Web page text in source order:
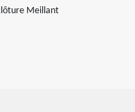
Meillant